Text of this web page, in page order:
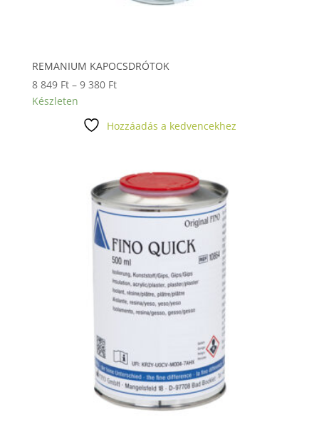
REMANIUM KAPOCSDRÓTOK
8 849 Ft – 9 380 FtÁrtartomány:
-
Készleten
Hozzáadás a kedvencekhez